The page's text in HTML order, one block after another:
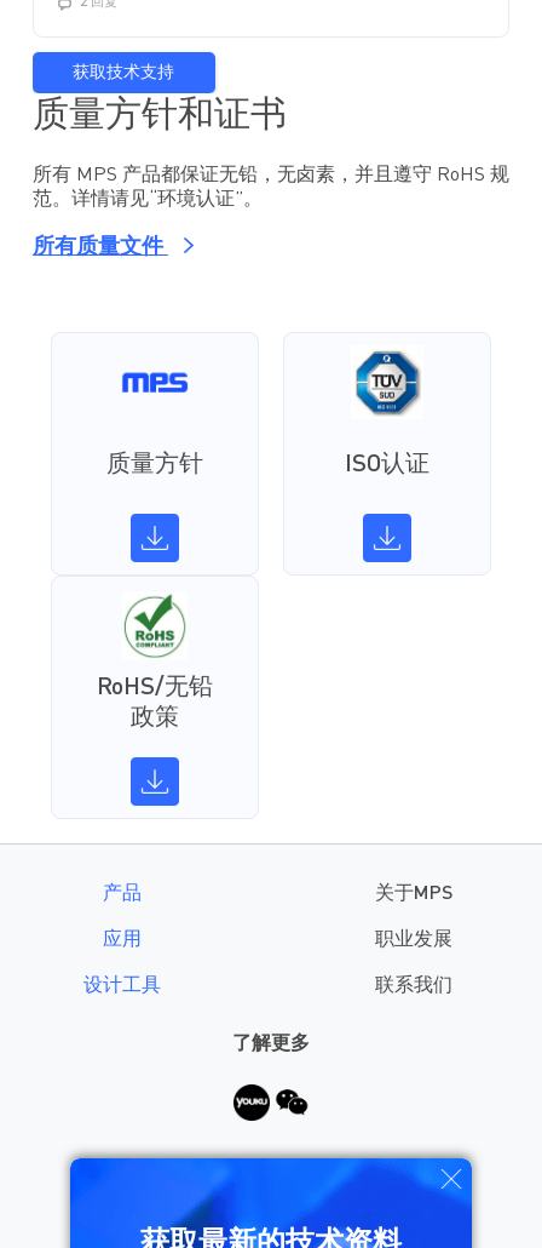
2 回复
获取技术支持
质量方针和证书
所有 MPS 产品都保证无铅，无卤素，并且遵守 RoHS 规
范。详情请见“环境认证”。
所有质量文件
质量方针 ISO认证
RoHS/无铅
政策
产品
应用
设计工具
关于MPS
职业发展
联系我们
了解更多
需要帮助？